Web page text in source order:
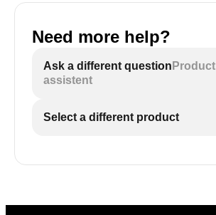
Need more help?
Ask a different question Product
assistent
Select a different product